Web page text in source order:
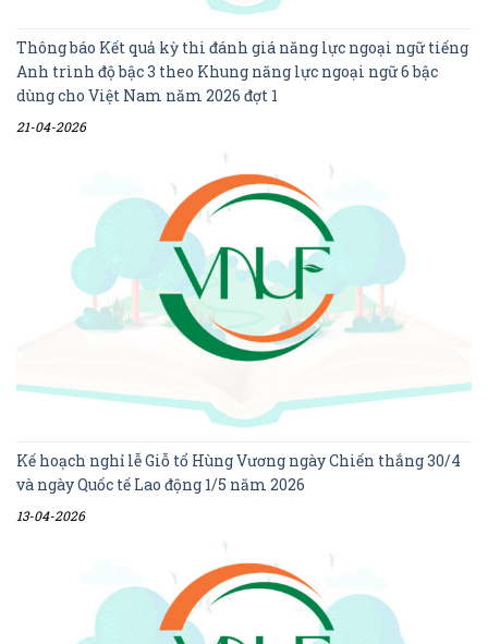
Thông báo Kết quả kỳ thi đánh giá năng lực ngoại ngữ tiếng
Anh trình độ bậc 3 theo Khung năng lực ngoại ngữ 6 bậc
dùng cho Việt Nam năm 2026 đợt 1
21-04-2026
Kế hoạch nghỉ lễ Giỗ tổ Hùng Vương ngày Chiến thắng 30/4
và ngày Quốc tế Lao động 1/5 năm 2026
13-04-2026